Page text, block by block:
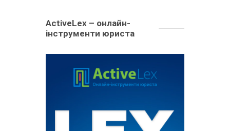
ActiveLex – онлайн-
інструменти юриста